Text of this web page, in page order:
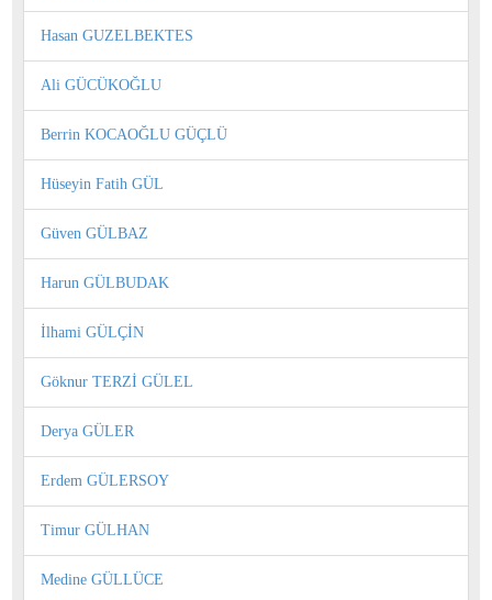
Hasan GUZELBEKTES
Ali GÜCÜKOĞLU
Berrin KOCAOĞLU GÜÇLÜ
Hüseyin Fatih GÜL
Güven GÜLBAZ
Harun GÜLBUDAK
İlhami GÜLÇİN
Göknur TERZİ GÜLEL
Derya GÜLER
Erdem GÜLERSOY
Timur GÜLHAN
Medine GÜLLÜCE